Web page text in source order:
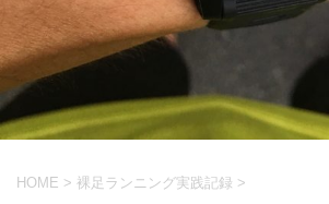
HOME > 裸足ランニング実践記録 >